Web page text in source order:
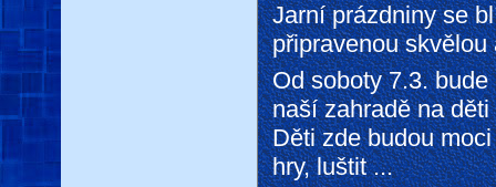
Jarní prázdniny se
připravenou skvělou
Od soboty 7.3.
naší zahradě na
Děti zde budou
hry, luštit ...